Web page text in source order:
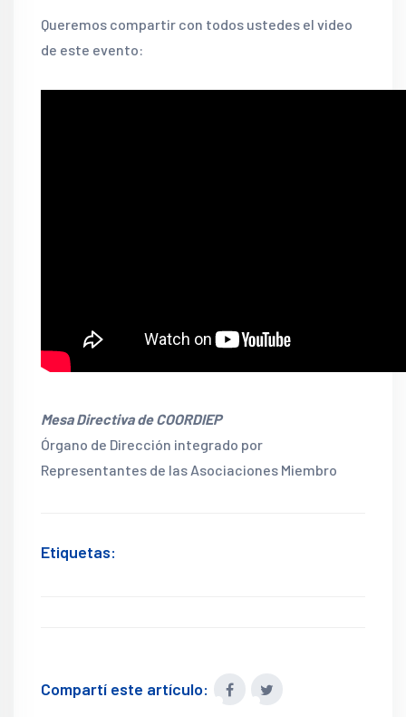
Queremos compartir con todos ustedes el video
de este evento:
Mesa Directiva de COORDIEP
Órgano de Dirección integrado por
Representantes de las Asociaciones Miembro
Etiquetas:
Compartí este artículo: